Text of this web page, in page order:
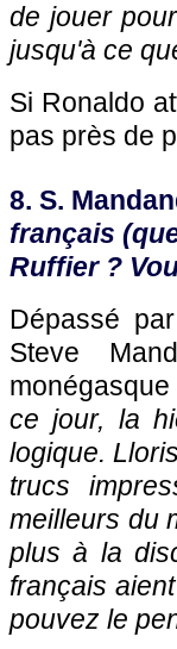
de jouer
jusqu'à ce
Si Ronaldo
pas près de
8. S.
français
Ruffier ?
Dépassé
Steve
ce jour, la
logique.
trucs
meilleurs du
plus à la
français
pouvez le